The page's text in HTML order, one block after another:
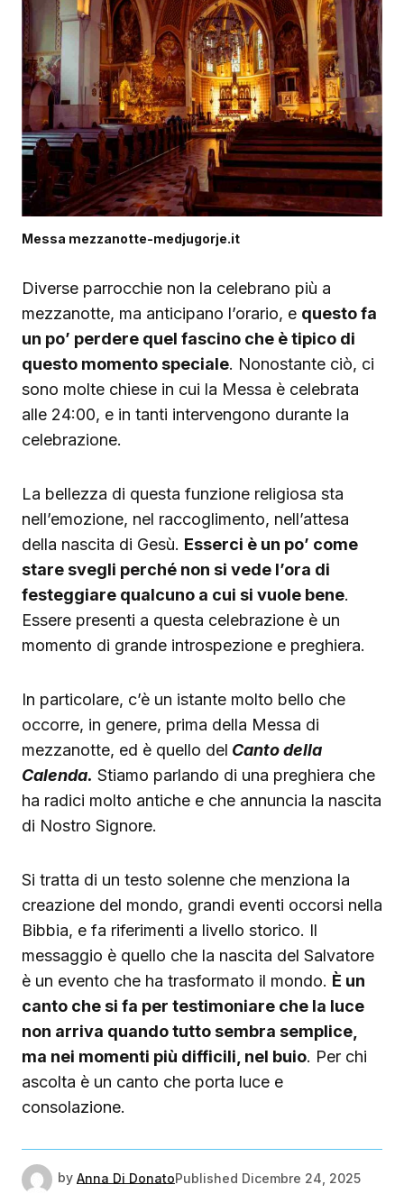
Messa mezzanotte-medjugorje.it
Diverse parrocchie non la celebrano più a
mezzanotte, ma anticipano l’orario, e questo fa
un po’ perdere quel fascino che è tipico di
questo momento speciale. Nonostante ciò, ci
sono molte chiese in cui la Messa è celebrata
alle 24:00, e in tanti intervengono durante la
celebrazione.
La bellezza di questa funzione religiosa sta
nell’emozione, nel raccoglimento, nell’attesa
della nascita di Gesù. Esserci è un po’ come
stare svegli perché non si vede l’ora di
festeggiare qualcuno a cui si vuole bene.
Essere presenti a questa celebrazione è un
momento di grande introspezione e preghiera.
In particolare, c’è un istante molto bello che
occorre, in genere, prima della Messa di
mezzanotte, ed è quello del Canto della
Calenda. Stiamo parlando di una preghiera che
ha radici molto antiche e che annuncia la nascita
di Nostro Signore.
Si tratta di un testo solenne che menziona la
creazione del mondo, grandi eventi occorsi nella
Bibbia, e fa riferimenti a livello storico. Il
messaggio è quello che la nascita del Salvatore
è un evento che ha trasformato il mondo. È un
canto che si fa per testimoniare che la luce
non arriva quando tutto sembra semplice,
ma nei momenti più difficili, nel buio. Per chi
ascolta è un canto che porta luce e
consolazione.
by Anna Di DonatoPublished Dicembre 24, 2025